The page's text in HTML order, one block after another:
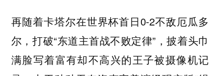
再随着卡塔尔在世界杯首日0-2不敌厄瓜多
尔，打破“东道主首战不败定律”，披着头巾
满脸写着富有却不高兴的王子被摄像机记